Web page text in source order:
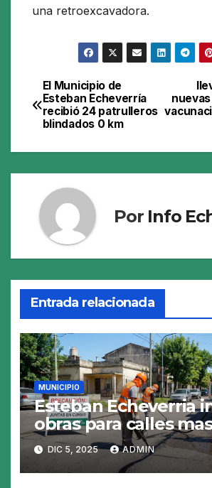
una retroexcavadora.
Navegación
de
entradas
El Municipio de
Esteban Echeverría
recibió 24 patrulleros
blindados 0 km
Por Info
Entrada relacionada
MUNICIPIO
Esteban Echeverria
obras para calles mas
resistentes y seguras
DIC 5, 2025 ADMIN